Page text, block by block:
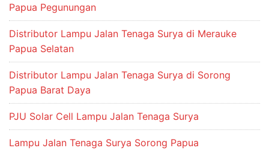
Papua Pegunungan
Distributor Lampu Jalan Tenaga Surya di Merauke
Papua Selatan
Distributor Lampu Jalan Tenaga Surya di Sorong
Papua Barat Daya
PJU Solar Cell Lampu Jalan Tenaga Surya
Lampu Jalan Tenaga Surya Sorong Papua